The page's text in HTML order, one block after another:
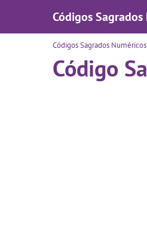
Códigos
Códigos Sagrados Numéricos
Código